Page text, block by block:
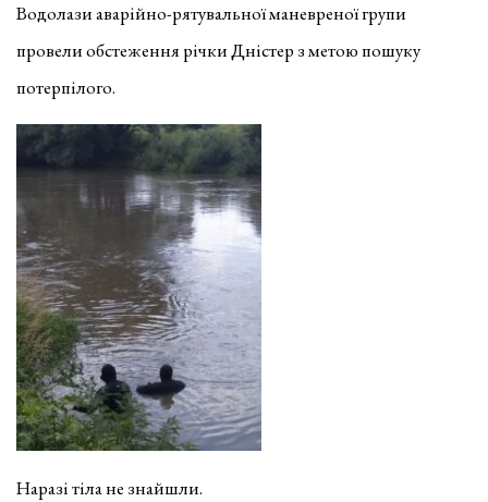
Водолази аварійно-рятувальної маневреної групи
провели обстеження річки Дністер з метою пошуку
потерпілого.
Наразі тіла не знайшли.